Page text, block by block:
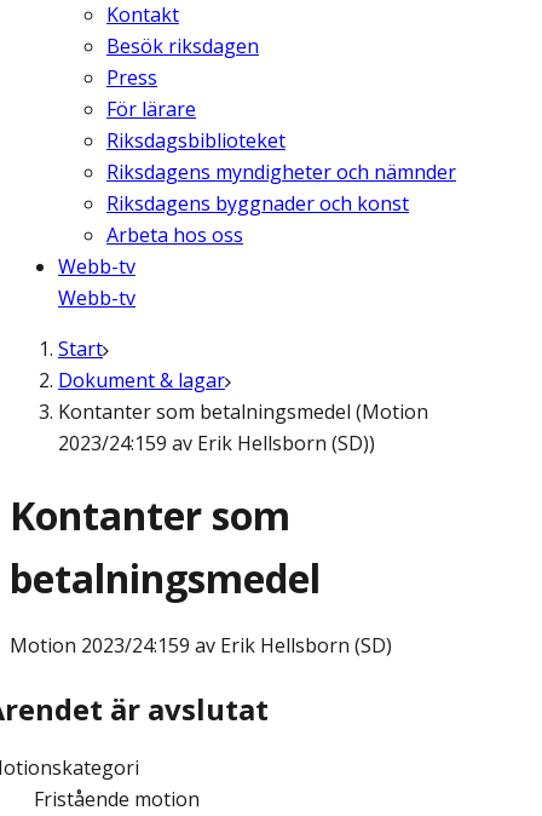
Kontakt
Besök riksdagen
Press
För lärare
Riksdagsbiblioteket
Riksdagens myndigheter och nämnder
Riksdagens byggnader och konst
Arbeta hos oss
Webb-tv
Webb-tv
Start
Dokument & lagar
Kontanter som betalningsmedel (Motion
2023/24:159 av Erik Hellsborn (SD))
Kontanter som
betalningsmedel
Motion 2023/24:159 av Erik Hellsborn (SD)
är avslutat
Fristående motion